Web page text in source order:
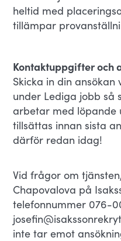
heltid med
tillämpar
Kontaktuppgifter och
Skicka in din ansökan
under Lediga jobb så
arbetar med löpande
tillsättas innan sista
därför redan idag!
Vid frågor om
Chapovalova på
telefonnummer 076-
inte tar emot